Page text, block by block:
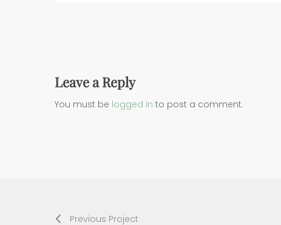
Leave a Reply
You must be logged in to post a comment.
Previous Project